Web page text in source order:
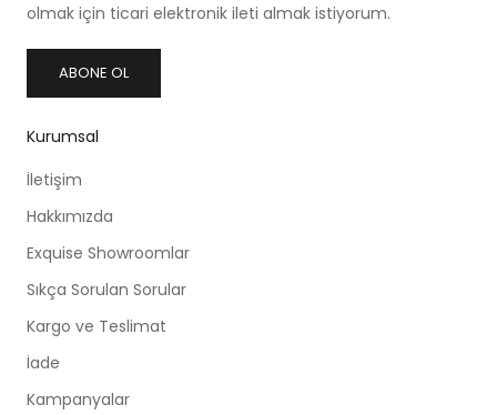
olmak için ticari elektronik ileti almak istiyorum.
ABONE OL
Kurumsal
İletişim
Hakkımızda
Exquise Showroomlar
Sıkça Sorulan Sorular
Kargo ve Teslimat
İade
Kampanyalar